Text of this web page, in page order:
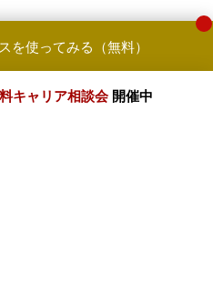
を使ってみる（無料）
キャリア相談会 開催中